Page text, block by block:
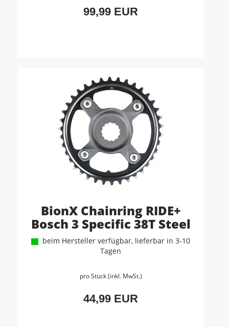
99,99 EUR
BionX Chainring RIDE+
Bosch 3 Specific 38T Steel
beim Hersteller verfügbar, lieferbar in 3-10
Tagen
pro Stück (inkl. MwSt.)
44,99 EUR